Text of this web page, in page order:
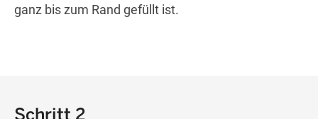
ganz bis zum Rand gefüllt ist.
Schritt 2